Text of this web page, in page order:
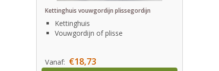
Kettinghuis vouwgordijn plissegordijn
Kettinghuis
Vouwgordijn of plisse
Vanaf: €18,73